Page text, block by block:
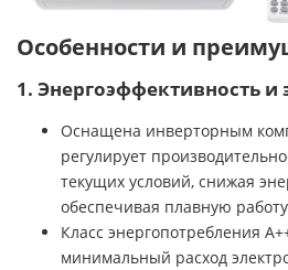
Особенности и
1. Энергоэффективность и
Оснащена инверторным
регулирует
текущих условий, снижая
обеспечивая плавную
Класс энергопотребления
минимальный расход